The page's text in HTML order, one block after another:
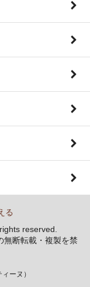
る
reserved.
無断転載・複製を禁
ーヌ）